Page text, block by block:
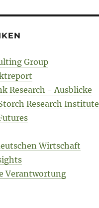
Group
Research - Ausblicke
Research Institute
Wirtschaft
Verantwortung